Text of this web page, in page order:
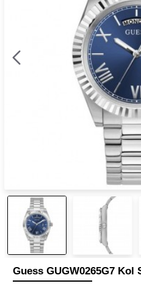
Guess GUGW0265G7 Kol